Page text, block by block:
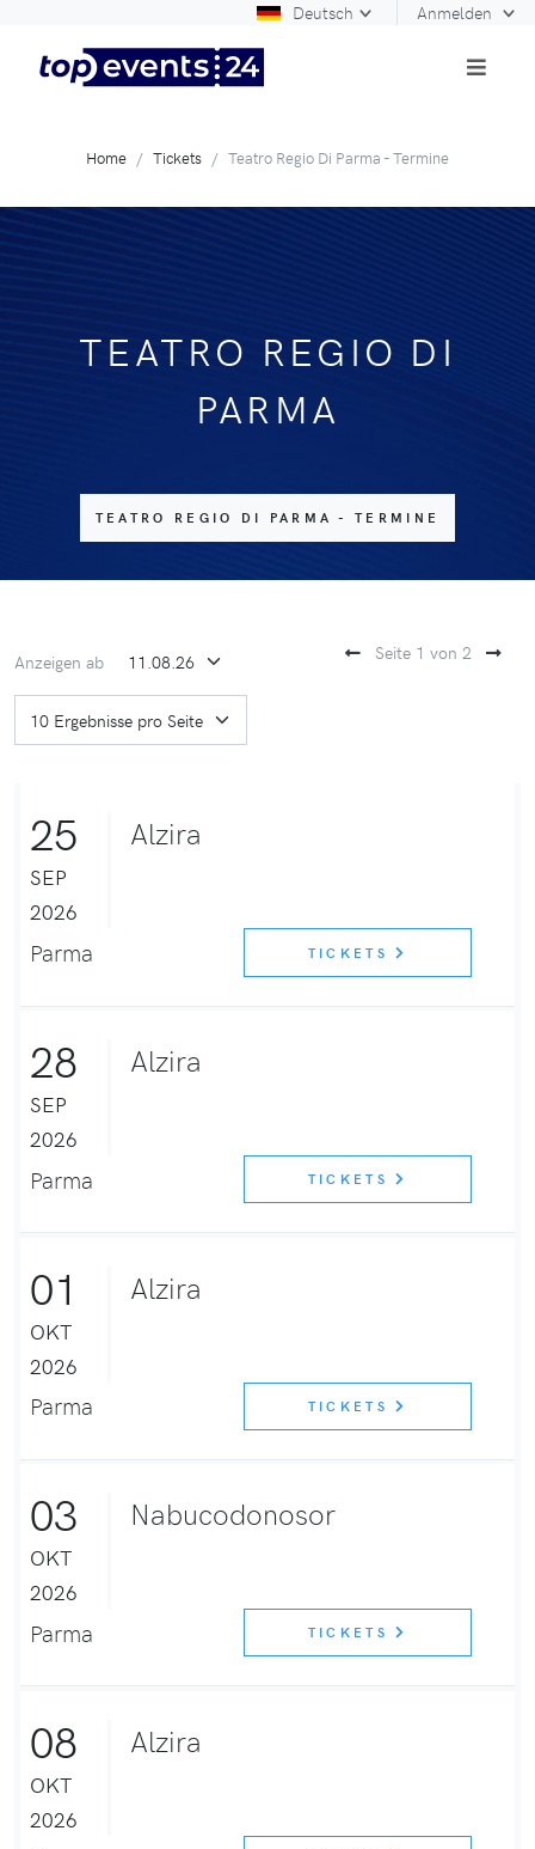
Deutsch Anmelden
Home Tickets Teatro Regio Di Parma - Termine
TEATRO REGIO DI
PARMA
TEATRO REGIO DI PARMA - TERMINE
Anzeigen ab Seite 1 von 2
25
SEP
2026
Alzira
Parma TICKETS
28
SEP
2026
Alzira
Parma TICKETS
01
OKT
2026
Alzira
Parma TICKETS
03
OKT
2026
Nabucodonosor
Parma TICKETS
08
OKT
2026
Alzira